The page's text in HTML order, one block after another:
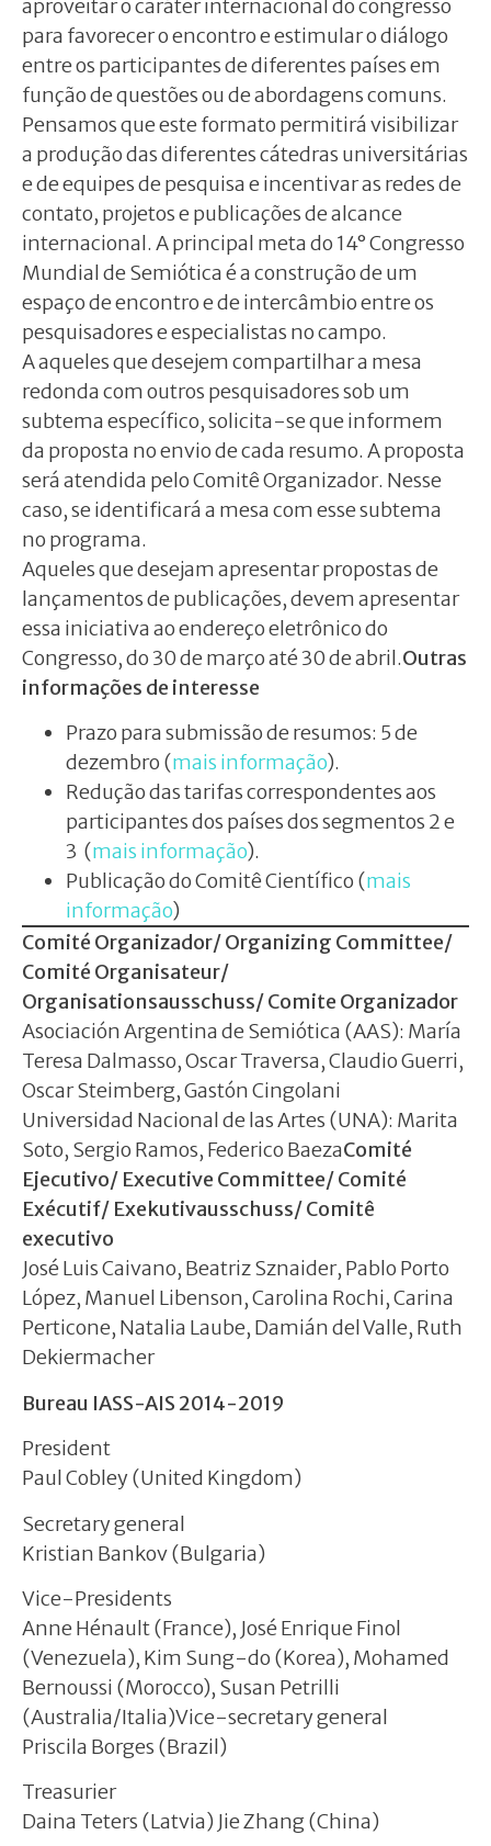
aproveitar o caráter internacional do congresso
para favorecer o encontro e estimular o diálogo
entre os participantes de diferentes países em
função de questões ou de abordagens comuns.
Pensamos que este formato permitirá visibilizar
a produção das diferentes cátedras universitárias
e de equipes de pesquisa e incentivar as redes de
contato, projetos e publicações de alcance
internacional. A principal meta do 14° Congresso
Mundial de Semiótica é a construção de um
espaço de encontro e de intercâmbio entre os
pesquisadores e especialistas no campo.
A aqueles que desejem compartilhar a mesa
redonda com outros pesquisadores sob um
subtema específico, solicita-se que informem
da proposta no envio de cada resumo. A proposta
será atendida pelo Comitê Organizador. Nesse
caso, se identificará a mesa com esse subtema
no programa.
Aqueles que desejam apresentar propostas de
lançamentos de publicações, devem apresentar
essa iniciativa ao endereço eletrônico do
Congresso, do 30 de março até 30 de abril.Outras
informações de interesse
Prazo para submissão de resumos: 5 de
dezembro (mais informação).
Redução das tarifas correspondentes aos
participantes dos países dos segmentos 2 e
3 (mais informação).
Publicação do Comitê Científico (mais
informação)
Comité Organizador/ Organizing Committee/
Comité Organisateur/
Organisationsausschuss/ Comite Organizador
Asociación Argentina de Semiótica (AAS): María
Teresa Dalmasso, Oscar Traversa, Claudio Guerri,
Oscar Steimberg, Gastón Cingolani
Universidad Nacional de las Artes (UNA): Marita
Soto, Sergio Ramos, Federico BaezaComité
Ejecutivo/ Executive Committee/ Comité
Exécutif/ Exekutivausschuss/ Comitê
executivo
José Luis Caivano, Beatriz Sznaider, Pablo Porto
López, Manuel Libenson, Carolina Rochi, Carina
Perticone, Natalia Laube, Damián del Valle, Ruth
Dekiermacher
Bureau IASS-AIS 2014-2019
President
Paul Cobley (United Kingdom)
Secretary general
Kristian Bankov (Bulgaria)
Vice-Presidents
Anne Hénault (France), José Enrique Finol
(Venezuela), Kim Sung-do (Korea), Mohamed
Bernoussi (Morocco), Susan Petrilli
(Australia/Italia)Vice-secretary general
Priscila Borges (Brazil)
Treasurier
Daina Teters (Latvia) Jie Zhang (China)